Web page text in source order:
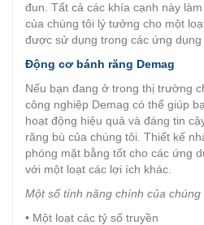
đun. Tất cả các khía cạnh này
của chúng tôi lý tưởng cho một
được sử dụng trong các ứng dụng
Động cơ bánh răng Demag
Nếu bạn đang ở trong thị trường
công nghiệp Demag có thể giúp
hoạt động hiệu quả và đáng tin
răng bù của chúng tôi. Thiết kế
phóng mặt bằng tốt cho các ứng
với một loạt các lợi ích khác.
Một số tính năng chính của chúng
• Một loạt các tỷ số truyền